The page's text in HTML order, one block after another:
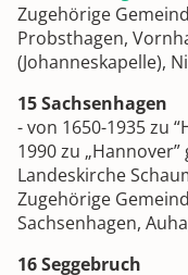
Zugehörige
Probsthagen,
(Johanneskapelle),
15 Sachsenhagen
- von 1650-1935 zu
1990 zu
Landeskirche
Zugehörige
Sachsenhagen,
16 Seggebruch